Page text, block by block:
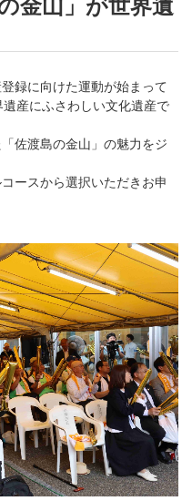
金山」が世界遺
録に向けた運動が始まって
産にふさわしい文化遺産で
佐渡島の金山」の魅力をジ
ースから選択いただきお申